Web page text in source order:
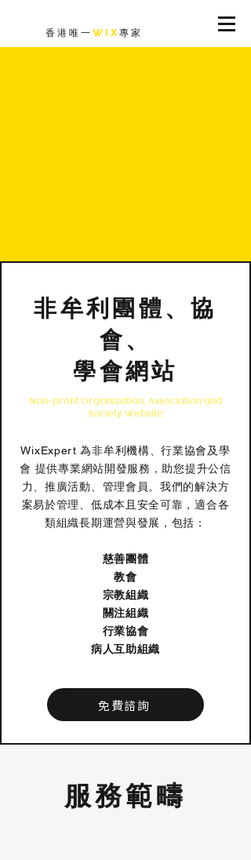
香港唯一WIX專家
非牟利團體、協
會、
學會網站
Non-profit Organization, Association and
Society Website
WixExpert 為非牟利機構、行業協會及學
會 提供專業網站開發服務，助您提升公信
力、推廣活動、管理會員。我們的解決方
案易於管理、低成本且安全可靠，適合各
類組織長期運營與發展，包括：
慈善團體
教會
宗教組織
關注組織
行業協會
病人互助組織
免費諮詢
服務範疇